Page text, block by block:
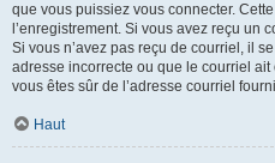
que vous puissiez vous connecter.
l’enregistrement. Si vous avez reçu un
Si vous n’avez pas reçu de courriel, il
adresse incorrecte ou que le courriel
vous êtes sûr de l’adresse courriel
Haut